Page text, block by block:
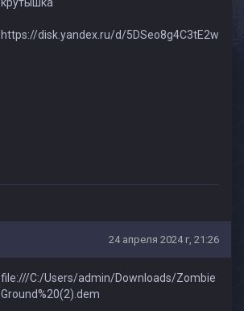
https://disk.yandex.ru/d/5DSeo8g4C3tE2w
24 апреля 2024 г, 21:26
file:///C:/Users/admin/Downloads/Zombie
Ground%20(2).dem